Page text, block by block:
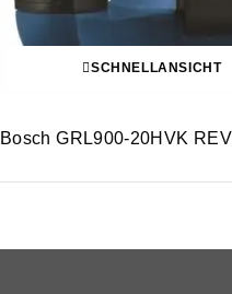
SCHNELLANSICHT
Bosch GRL900-20HVK